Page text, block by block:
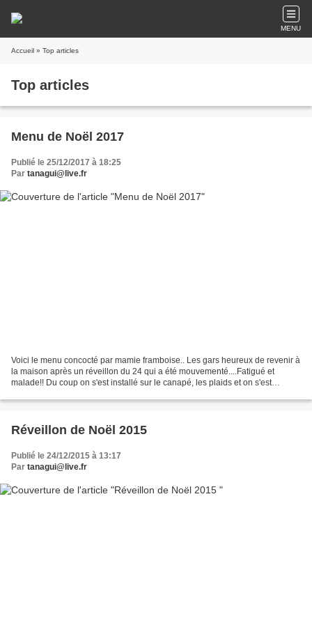
MENU
Accueil » Top articles
Top articles
Menu de Noël 2017
Publié le 25/12/2017 à 18:25
Par tanagui@live.fr
Voici le menu concocté par mamie framboise.. Les gars heureux de revenir à
la maison après un réveillon du 24 qui a été mouvementé....Fatigué et
malade!! Du coup on s'est installé sur le canapé, les plaids et on s'est
Réveillon de Noël 2015
Publié le 24/12/2015 à 13:17
Par tanagui@live.fr